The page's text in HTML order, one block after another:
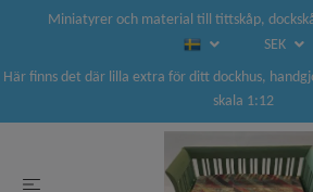
Miniatyrer och material till tittskåp,
SEK
Här finns det där lilla extra för ditt dockhus,
skala 1:12